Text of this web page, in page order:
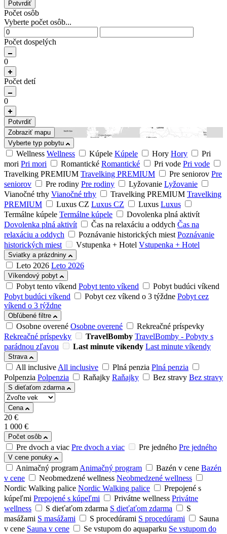
Potvrdiť
Počet osôb
Vyberte počet osôb...
Počet dospelých
0
Počet detí
0
Potvrdiť
Zobraziť mapu
Vyberte typ pobytu
Wellness Wellness Kúpele Kúpele Hory Hory
Pri
mori Pri mori Romantické Romantické Pri vode Pri vode
Travelking PREMIUM Travelking PREMIUM Pre seniorov Pre
seniorov
Pre rodiny Pre rodiny Lyžovanie Lyžovanie
Vianočné trhy Vianočné trhy Travelking PREMIUM Travelking
PREMIUM
Luxus CZ Luxus CZ Luxus Luxus
Termálne kúpele Termálne kúpele
Dovolenka plná aktivít
Dovolenka plná aktivít
Čas na relaxáciu a oddych Čas na
relaxáciu a oddych
Poznávanie historických miest Poznávanie
historických miest
Vstupenka + Hotel Vstupenka + Hotel
Sviatky a prázdniny
Leto 2026 Leto 2026
Víkendový pobyt
Pobyt tento víkend Pobyt tento víkend
Pobyt budúci víkend
Pobyt budúci víkend
Pobyt cez víkend o 3 týždne Pobyt cez
víkend o 3 týždne
Obľúbené filtre
Osobne overené Osobne overené
Rekreačné príspevky
Rekreačné príspevky
TravelBomby TravelBomby - Pobyty s
parádnou zľavou
Last minute víkendy Last minute víkendy
Strava
All inclusiveAll inclusive Plná penzia Plná penzia
Polpenzia Polpenzia Raňajky Raňajky Bez stravy Bez stravy
S dieťaťom zdarma
Cena
20 €
1 000 €
Počet osôb
Pre dvoch a viac Pre dvoch a viac Pre jedného Pre jedného
V cene ponuky
Animačný programAnimačný program Bazén v cene Bazén
v cene
Neobmedzené wellness Neobmedzené wellness
Nordic Walking palice Nordic Walking palice
Prepojené s
kúpeľmi Prepojené s kúpeľmi Privátne wellness Privátne
wellness
S dieťaťom zdarma S dieťaťom zdarma
S
masážami S masážami S procedúrami S procedúrami
Sauna
v cene Sauna v cene Se vstupom do aquaparku Se vstupom do